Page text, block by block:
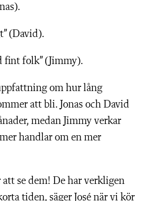
(David).
fint folk” (Jimmy).
om hur lång
att bli. Jonas och David
medan Jimmy verkar
handlar om en mer
se dem! De har verkligen
tiden, säger José när vi kör